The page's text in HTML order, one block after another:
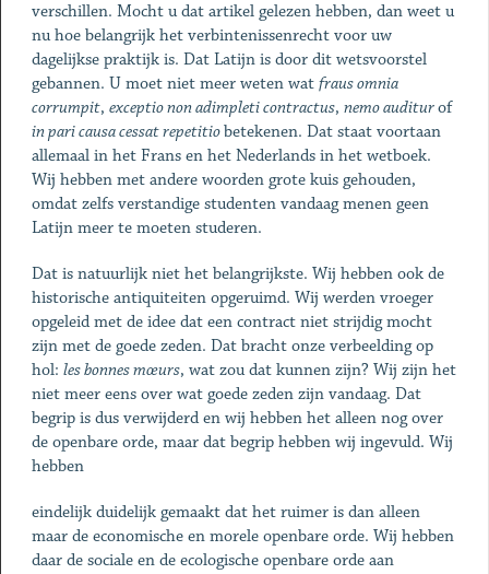
verschillen. Mocht u dat artikel gelezen hebben, dan weet u
nu hoe belangrijk het verbintenissenrecht voor uw
dagelijkse praktijk is. Dat Latijn is door dit wetsvoorstel
gebannen. U moet niet meer weten wat fraus omnia
corrumpit, exceptio non adimpleti contractus, nemo auditurof
in pari causa cessat repetitiobetekenen. Dat staat voortaan
allemaal in het Frans en het Nederlands in het wetboek.
Wij hebben met andere woorden grote kuis gehouden,
omdat zelfs verstandige studenten vandaag menen geen
Latijn meer te moeten studeren.
Dat is natuurlijk niet het belangrijkste. Wij hebben ook de
historische antiquiteiten opgeruimd. Wij werden vroeger
opgeleid met de idee dat een contract niet strijdig mocht
zijn met de goede zeden. Dat bracht onze verbeelding op
hol: les bonnes mœurs, wat zou dat kunnen zijn? Wij zijn het
niet meer eens over wat goede zeden zijn vandaag. Dat
begrip is dus verwijderd en wij hebben het alleen nog over
de openbare orde, maar dat begrip hebben wij ingevuld. Wij
hebben
eindelijk duidelijk gemaakt dat het ruimer is dan alleen
maar de economische en morele openbare orde. Wij hebben
daar de sociale en de ecologische openbare orde aan